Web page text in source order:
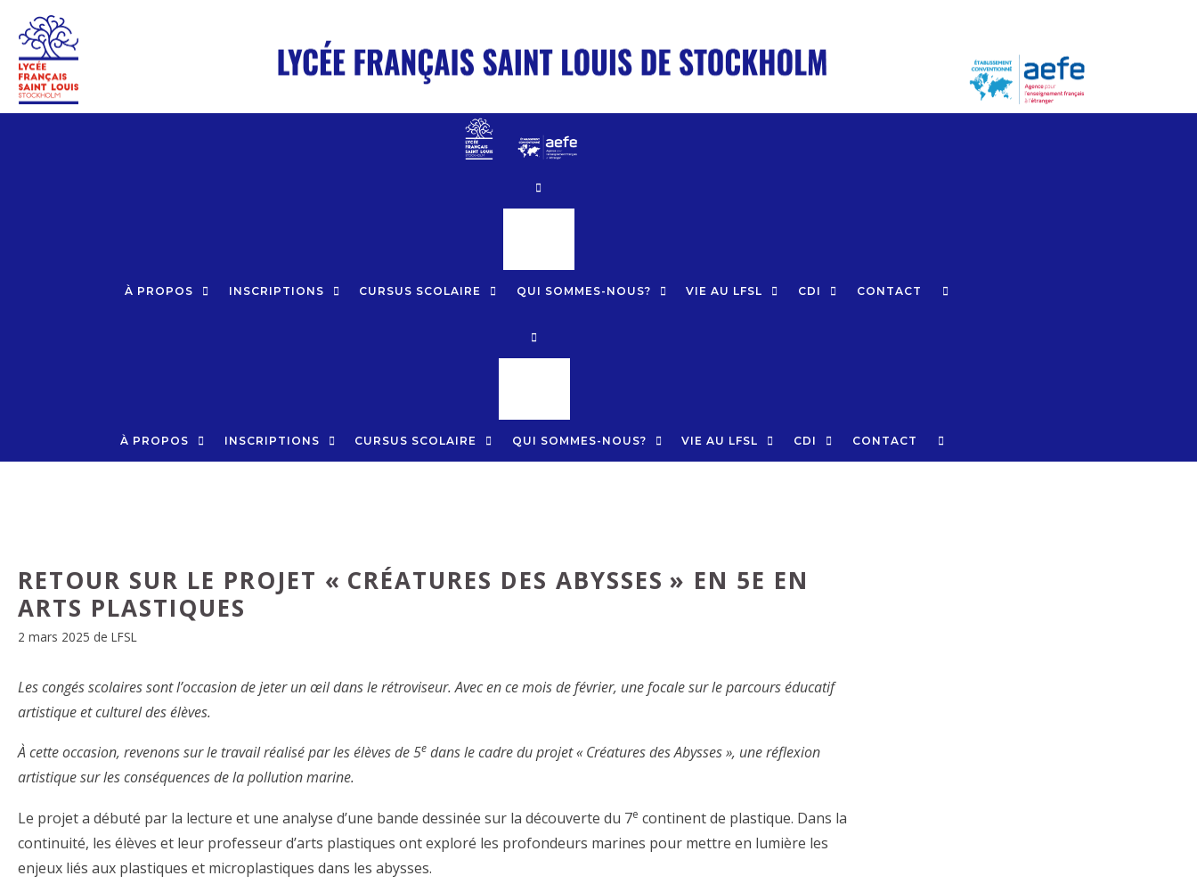
contenu
À PROPOS INSCRIPTIONS CURSUS SCOLAIRE QUI SOMMES-NOUS? VIE AU LFSL CDI CONTACT
À PROPOS INSCRIPTIONS CURSUS SCOLAIRE QUI SOMMES-NOUS? VIE AU LFSL CDI CONTACT
RETOUR SUR LE PROJET « CRÉATURES DES ABYSSES » EN 5E EN
ARTS PLASTIQUES
2 mars 2025 de LFSL
Les congés scolaires sont l’occasion de jeter un œil dans le rétroviseur. Avec en ce mois de février, une focale sur le parcours éducatif
artistique et culturel des élèves.
À cette occasion, revenons sur le travail réalisé par les élèves de 5e dans le cadre du projet « Créatures des Abysses », une réflexion
artistique sur les conséquences de la pollution marine.
Le projet a débuté par la lecture et une analyse d’une bande dessinée sur la découverte du 7e continent de plastique. Dans la
continuité, les élèves et leur professeur d’arts plastiques ont exploré les profondeurs marines pour mettre en lumière les
enjeux liés aux plastiques et microplastiques dans les abysses.